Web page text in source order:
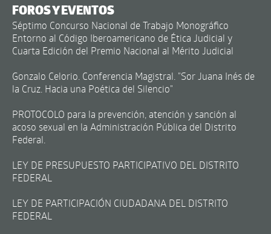
FOROS Y EVENTOS
Séptimo Concurso Nacional de Trabajo Monográfico
Entorno al Código Iberoamericano de Ética Judicial y
Cuarta Edición del Premio Nacional al Mérito Judicial
Gonzalo Celorio. Conferencia Magistral. "Sor Juana Inés de
la Cruz. Hacia una Poética del Silencio"
PROTOCOLO para la prevención, atención y sanción al
acoso sexual en la Administración Pública del Distrito
Federal.
LEY DE PRESUPUESTO PARTICIPATIVO DEL DISTRITO
FEDERAL
LEY DE PARTICIPACIÓN CIUDADANA DEL DISTRITO
FEDERAL